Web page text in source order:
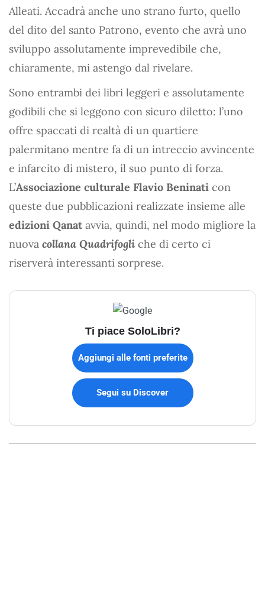
Alleati. Accadrà anche uno strano furto, quello
del dito del santo Patrono, evento che avrà uno
sviluppo assolutamente imprevedibile che,
chiaramente, mi astengo dal rivelare.
Sono entrambi dei libri leggeri e assolutamente
godibili che si leggono con sicuro diletto: l’uno
offre spaccati di realtà di un quartiere
palermitano mentre fa di un intreccio avvincente
e infarcito di mistero, il suo punto di forza.
L’Associazione culturale Flavio Beninati con
queste due pubblicazioni realizzate insieme alle
edizioni Qanatavvia, quindi, nel modo migliore la
nuova collana Quadrifogli che di certo ci
riserverà interessanti sorprese.
Ti piace SoloLibri?
Aggiungi alle fonti preferite
Segui su Discover